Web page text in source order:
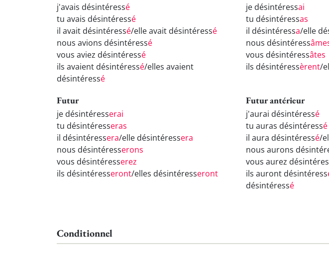
j'avais désintéressé
tu avais désintéressé
il avait désintéressé/elle avait désintéressé
nous avions désintéressé
vous aviez désintéressé
ils avaient désintéressé/elles avaient
désintéressé
je désintéressai
tu désintéressas
il désintéressa/elle
nous désintéress
vous désintéressâtes
ils désintéressèrent/
Futur
je désintéresserai
tu désintéresseras
il désintéressera/elle désintéressera
nous désintéresserons
vous désintéresserez
ils désintéresseront/elles désintéresseront
Futur antérieur
j'aurai désintéressé
tu auras désintéressé
il aura désintéressé/
nous aurons
vous aurez
ils auront désintéress
désintéressé
Conditionnel